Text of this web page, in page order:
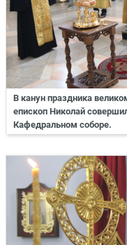
В канун праздника
епископ Николай
Кафедральном соборе.